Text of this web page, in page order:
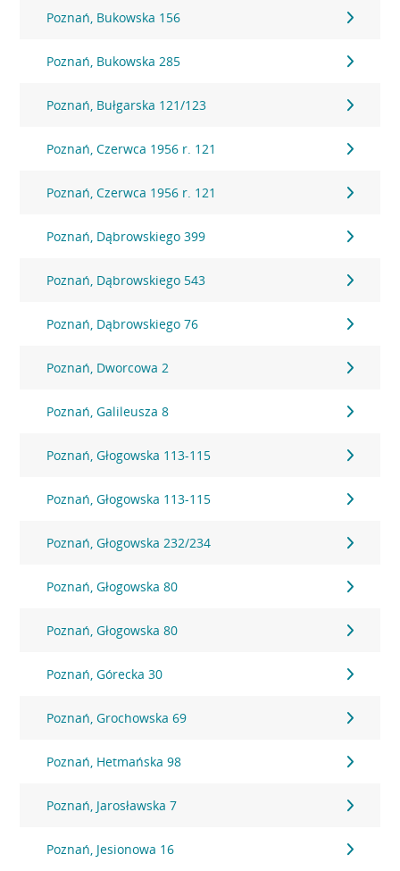
Poznań, Bukowska 156
Poznań, Bukowska 285
Poznań, Bułgarska 121/123
Poznań, Czerwca 1956 r. 121
Poznań, Czerwca 1956 r. 121
Poznań, Dąbrowskiego 399
Poznań, Dąbrowskiego 543
Poznań, Dąbrowskiego 76
Poznań, Dworcowa 2
Poznań, Galileusza 8
Poznań, Głogowska 113-115
Poznań, Głogowska 113-115
Poznań, Głogowska 232/234
Poznań, Głogowska 80
Poznań, Głogowska 80
Poznań, Górecka 30
Poznań, Grochowska 69
Poznań, Hetmańska 98
Poznań, Jarosławska 7
Poznań, Jesionowa 16